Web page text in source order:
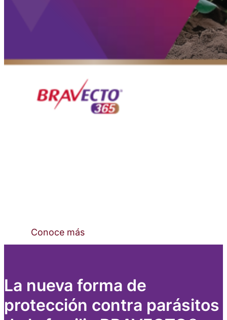
Conoce más
La nueva forma de
protección contra parásitos